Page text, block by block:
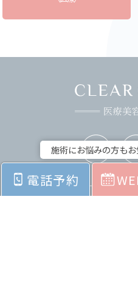
施術にお悩みの方も
電話予約